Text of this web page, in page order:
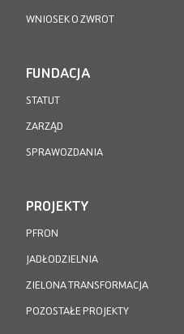
WNIOSEK O ZWROT
FUNDACJA
STATUT
ZARZĄD
SPRAWOZDANIA
PROJEKTY
PFRON
JADŁODZIELNIA
ZIELONA TRANSFORMACJA
POZOSTAŁE PROJEKTY